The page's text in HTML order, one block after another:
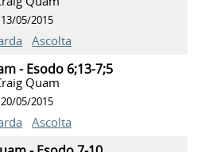
13/05/2015
Ascolta
- Esodo 6;13-7;5
Quam
20/05/2015
Ascolta